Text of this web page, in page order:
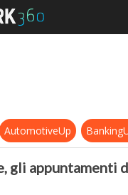
Innovazione,
AutomotiveUp
gli appuntamenti